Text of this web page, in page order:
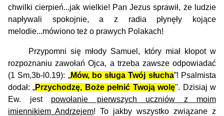
chwilki cierpień...jak wielkie! Pan Jezus sprawił, że ludzie
napływali spokojnie, a z radia płynęły kojące
melodie...mówiono też o prawych Polakach!
Przypomni się młody Samuel, który miał kłopot w
rozpoznaniu zawołań Ojca, a trzeba zawsze odpowiadać
(1 Sm,3b-l0.19): „Mów, bo sługa Twój słucha”! Psalmista
dodał: „Przychodzę, Boże pełnić Twoją wolę". Dzisiaj w
Ew. jest powołanie pierwszych uczniów z moim
imiennikiem Andrzejem! To jakby wszystko związane z